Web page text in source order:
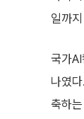
일까
국가
나였
축하